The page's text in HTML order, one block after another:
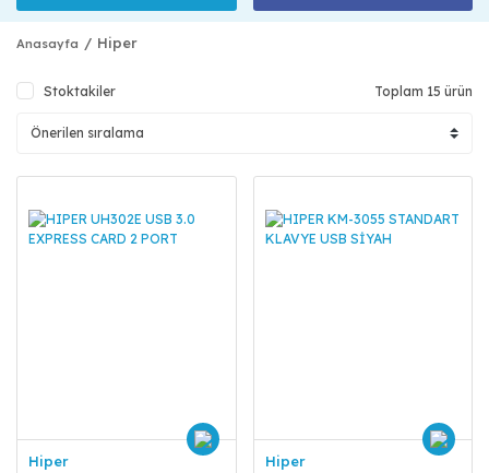
Anasayfa Hiper
Stoktakiler Toplam 15 ürün
Hiper Hiper